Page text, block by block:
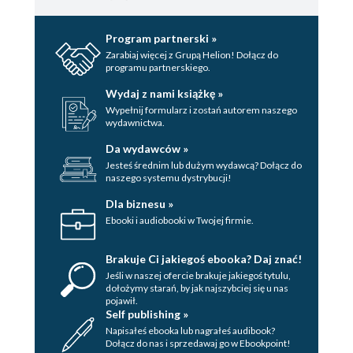
Pełnymi haustami
Świat poza zasięgiem zmysłów
Mentalne podróżowanie w czasie
Jakim cudem wyszedł mi tak marny
model i czy dam radę go naprawić?
Burzenie modeli: wejście na ścieżkę
kreatywności
Odkrycie źródła kreatywności
i ożywienie go wstrząsem elektrycznym
Sny tam, gdzie kreatywność miesza się
Jak czerpać kreatywność ze snu
Dlaczego nobliści lubią malować
Czemu geniuszom odbija
Tragiczne konsekwencje
Rozdział 5. Polityka
Program partnerski »
Zarabiaj więcej z Grupą Helion! Dołącz do
programu partnerskiego.
Wydaj z nami książkę »
Wypełnij formularz i zostań autorem naszego
wydawnictwa.
Da wydawców »
Jesteś średnim lub dużym wydawcą? Dołącz do
naszego systemu dystrybucji!
Dla biznesu »
Ebooki i audiobooki w Twojej firmie.
Brakuje Ci jakiegoś ebooka? Daj znać!
Jeśli w naszej ofercie brakuje jakiegoś tytulu,
dołożymy starań, by jak najszybciej się u nas
pojawił.
Self publishing »
Napisałeś ebooka lub nagrałeś audibook?
Dołącz do nas i sprzedawaj go w Ebookpoint!